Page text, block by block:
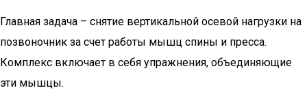
Главная задача – снятие вертикальной осевой нагрузки на
позвоночник за счет работы мышц спины и пресса.
Комплекс включает в себя упражнения, объединяющие
эти мышцы.